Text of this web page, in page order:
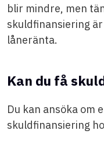
blir mindre, men
skuldfinansiering
låneränta.
Kan du få
Du kan ansöka om
skuldfinansiering